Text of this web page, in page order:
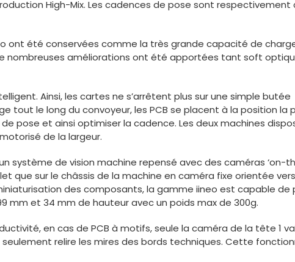
High-Mix. Les cadences de pose sont respectivement
ont été conservées comme la très grande capacité de
nombreuses améliorations ont été apportées tant soft
Ainsi, les cartes ne s’arrêtent plus sur une simple butée
tout le long du convoyeur, les PCB se placent à la position la
pose et ainsi optimiser la cadence. Les deux machines
de la largeur.
système de vision machine repensé avec des caméras ‘on-
que sur le châssis de la machine en caméra fixe orientée
des composants, la gamme iineo est capable de
mm et 34 mm de hauteur avec un poids max de 300g.
en cas de PCB à motifs, seule la caméra de la tête 1
relire les mires des bords techniques. Cette